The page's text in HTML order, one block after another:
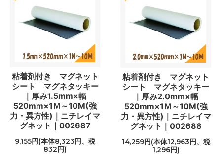
粘着剤付き マグネット
シート マグネタッキー
｜厚み1.5mm×幅
520mm×1Ｍ～10M(強
力・異方性)｜ニチレイマ
グネット｜002687
9,155円(本体8,323円、税
832円)
粘着剤付き マグネット
シート マグネタッキー
｜厚み2.0mm×幅
520mm×1Ｍ～10M(強
力・異方性)｜ニチレイマ
グネット｜002688
14,259円(本体12,963円、税
1,296円)